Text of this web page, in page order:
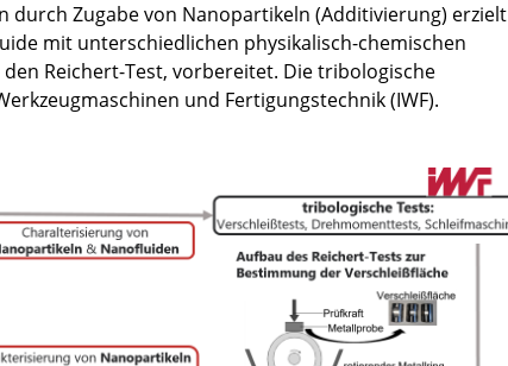
durch Zugabe von Nanopartikeln (Additivierung) erzielt
mit unterschiedlichen physikalisch-chemischen
Reichert-Test, vorbereitet. Die tribologische
und Fertigungstechnik (IWF).